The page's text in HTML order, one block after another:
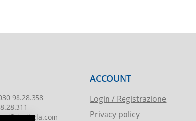
98.28.358
ACCOUNT
Login / Registrazione
Privacy policy